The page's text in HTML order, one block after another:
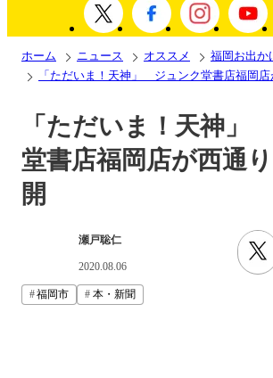
ホーム ニュース オススメ
福岡お出か
「ただいま！天神」 ジュンク堂書店福岡店
「ただいま！天神」
堂書店福岡店が西通
開
瀬戸聡仁
2020.08.06
福岡市 本・新聞